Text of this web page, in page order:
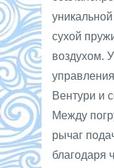
сухой
воздухом.
Вентури и
Между
рычаг
благодаря